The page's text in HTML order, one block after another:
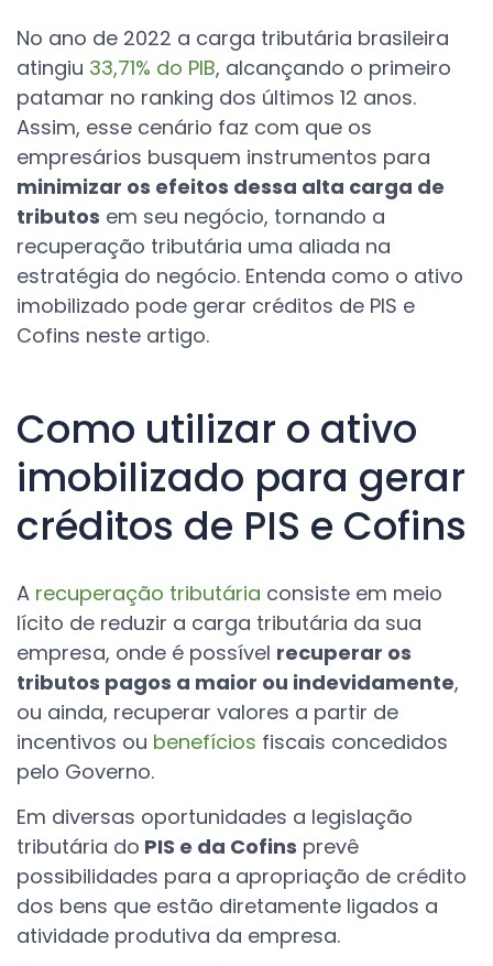
No ano de 2022 a carga tributária brasileira
atingiu 33,71% do PIB, alcançando o primeiro
patamar no ranking dos últimos 12 anos.
Assim, esse cenário faz com que os
empresários busquem instrumentos para
minimizar os efeitos dessa alta carga de
tributos em seu negócio, tornando a
recuperação tributária uma aliada na
estratégia do negócio. Entenda como o ativo
imobilizado pode gerar créditos de PIS e
Cofins neste artigo.
Como utilizar o ativo
imobilizado para gerar
créditos de PIS e Cofins
A recuperação tributária consiste em meio
lícito de reduzir a carga tributária da sua
empresa, onde é possível recuperar os
tributos pagos a maior ou indevidamente,
ou ainda, recuperar valores a partir de
incentivos ou benefícios fiscais concedidos
pelo Governo.
Em diversas oportunidades a legislação
tributária do PIS e da Cofins prevê
possibilidades para a apropriação de crédito
dos bens que estão diretamente ligados a
atividade produtiva da empresa.